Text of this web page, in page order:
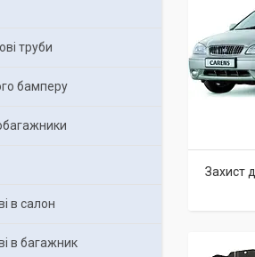
Захист
труби
бамперу
в салон
в багажник